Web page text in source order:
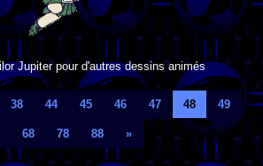
Jupiter pour d'autres dessins animés
38 44 45 46 47 48 49
68 78 88 »